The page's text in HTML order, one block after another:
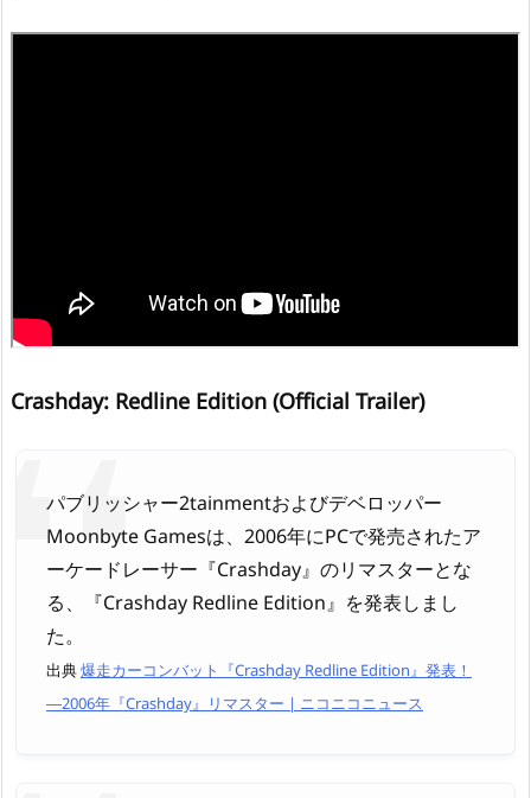
Crashday: Redline Edition (Official Trailer)
パブリッシャー2tainmentおよびデベロッパー
Moonbyte Gamesは、2006年にPCで発売されたア
ーケードレーサー『Crashday』のリマスターとな
る、『Crashday Redline Edition』を発表しまし
た。
出典爆走カーコンバット『Crashday Redline Edition』発表！
―2006年『Crashday』リマスター | ニコニコニュース